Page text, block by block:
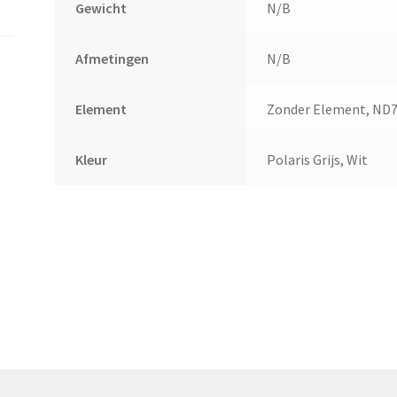
Gewicht N/B
Afmetingen N/B
Element Zonder Element,
Kleur Polaris Grijs, Wit